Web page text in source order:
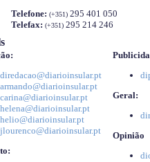
Telefone: (+351) 295 401 050
Telefax: (+351) 295 214 246
diredacao@diarioinsular.pt
armando@diarioinsular.pt
carina@diarioinsular.pt
helena@diarioinsular.pt
helio@diarioinsular.pt
jlourenco@diarioinsular.pt
Geral:
Opinião